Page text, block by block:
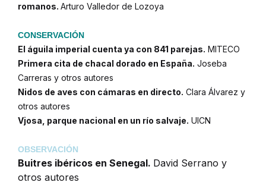
romanos. Arturo Valledor de Lozoya
CONSERVACIÓN
El águila imperial cuenta ya con 841 parejas. MITECO
Primera cita de chacal dorado en España. Joseba
Carreras y otros autores
Nidos de aves con cámaras en directo. Clara Álvarez y
otros autores
Vjosa, parque nacional en un río salvaje. UICN
OBSERVACIÓN
Buitres ibéricos en Senegal. David Serrano y
otros autores